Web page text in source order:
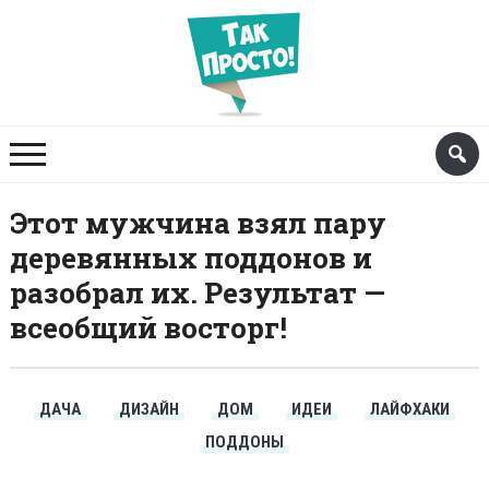
Этот мужчина взял пару
деревянных поддонов и
разобрал их. Результат —
всеобщий восторг!
ДАЧА ДИЗАЙН ДОМ ИДЕИ
ЛАЙФХАКИ
ПОДДОНЫ